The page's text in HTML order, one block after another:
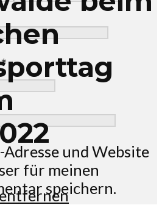
*
Adresse und Website
für meinen
speichern.